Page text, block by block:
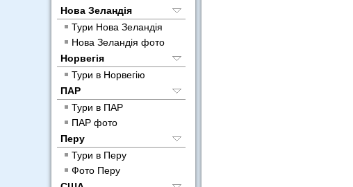
Нова Зеландія
Тури Нова Зеландія
Нова Зеландія фото
Норвегія
Тури в Норвегію
ПАР
Тури в ПАР
ПАР фото
Перу
Тури в Перу
Фото Перу